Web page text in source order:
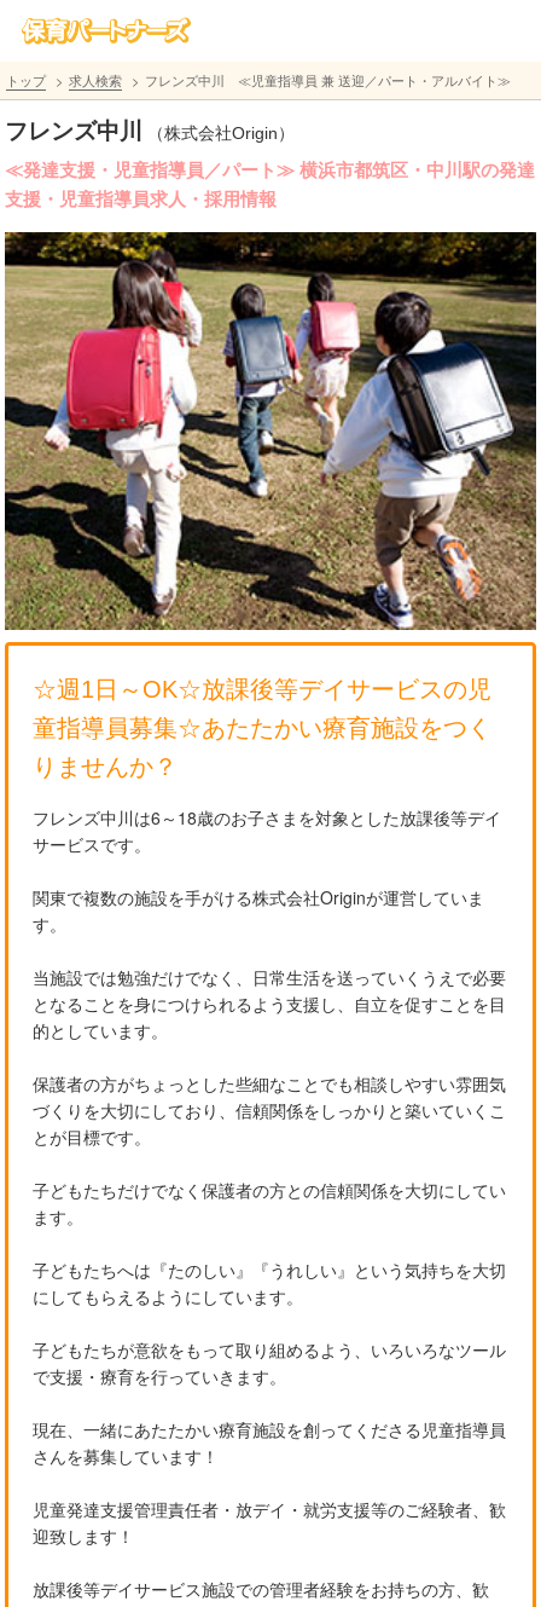
トップ 求人検索 フレンズ中川 ≪児童指導員 兼 送迎／パート・アルバイト≫
フレンズ中川 （株式会社Origin）
≪発達支援・児童指導員／パート≫ 横浜市都筑区・中川駅の発達
支援・児童指導員求人・採用情報
☆週1日～OK☆放課後等デイサービスの児
童指導員募集☆あたたかい療育施設をつく
りませんか？
フレンズ中川は6～18歳のお子さまを対象とした放課後等デイ
サービスです。
関東で複数の施設を手がける株式会社Originが運営していま
す。
当施設では勉強だけでなく、日常生活を送っていくうえで必要
となることを身につけられるよう支援し、自立を促すことを目
的としています。
保護者の方がちょっとした些細なことでも相談しやすい雰囲気
づくりを大切にしており、信頼関係をしっかりと築いていくこ
とが目標です。
子どもたちだけでなく保護者の方との信頼関係を大切にしてい
ます。
子どもたちへは『たのしい』『うれしい』という気持ちを大切
にしてもらえるようにしています。
子どもたちが意欲をもって取り組めるよう、いろいろなツール
で支援・療育を行っていきます。
現在、一緒にあたたかい療育施設を創ってくださる児童指導員
さんを募集しています！
児童発達支援管理責任者・放デイ・就労支援等のご経験者、歓
迎致します！
放課後等デイサービス施設での管理者経験をお持ちの方、歓